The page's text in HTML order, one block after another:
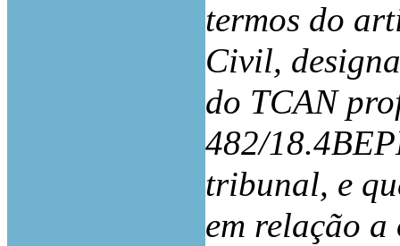
termos do
Civil,
do TCAN
482/
tribunal, e
em relação